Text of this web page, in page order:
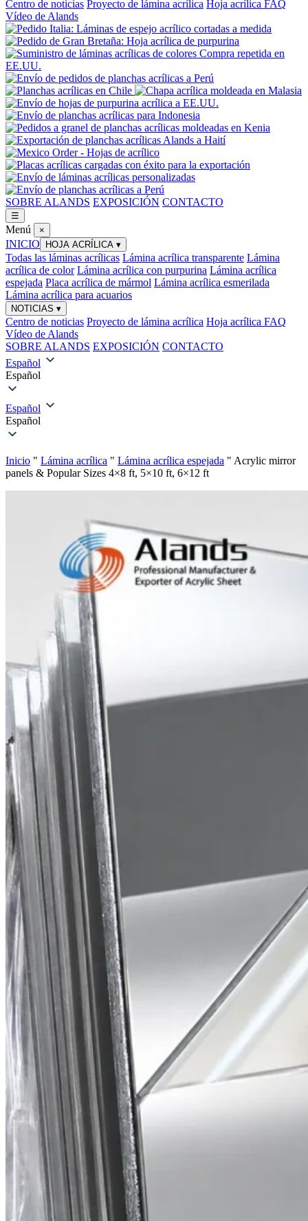
Centro de noticias Proyecto de lámina acrílica Hoja acrílica FAQ
Vídeo de Alands
SOBRE ALANDS EXPOSICIÓN CONTACTO
☰
Menú ×
INICIO HOJA ACRÍLICA ▾
Todas las láminas acrílicas Lámina acrílica transparente Lámina
acrílica de color Lámina acrílica con purpurina Lámina acrílica
espejada Placa acrílica de mármol Lámina acrílica esmerilada
Lámina acrílica para acuarios
NOTICIAS ▾
Centro de noticias Proyecto de lámina acrílica Hoja acrílica FAQ
Vídeo de Alands
SOBRE ALANDS EXPOSICIÓN CONTACTO
Español
Español
Español
Español
Inicio " Lámina acrílica " Lámina acrílica espejada " Acrylic mirror
panels & Popular Sizes 4×8 ft, 5×10 ft, 6×12 ft